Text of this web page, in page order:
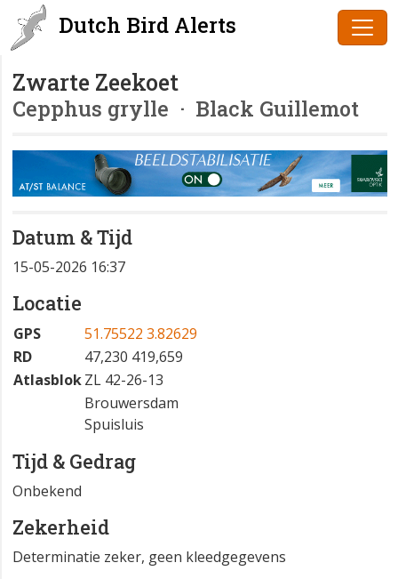
Dutch Bird Alerts
Zwarte Zeekoet
Cepphus grylle · Black Guillemot
Datum & Tijd
15-05-2026 16:37
Locatie
GPS
51.75522 3.82629
RD
47,230 419,659
AtlasblokZL 42-26-13
Brouwersdam
Spuisluis
Tijd & Gedrag
Onbekend
Zekerheid
Determinatie zeker, geen kleedgegevens